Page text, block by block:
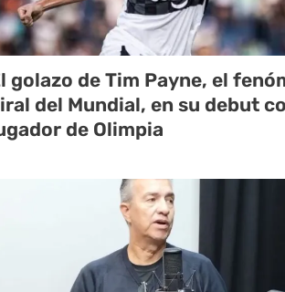
golazo de Tim Payne, el
del Mundial, en su debut
de Olimpia